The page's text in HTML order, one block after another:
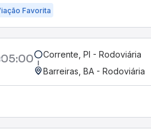
Favorita
05:00
Corrente, PI - Rodoviária
Barreiras, BA - Rodoviária